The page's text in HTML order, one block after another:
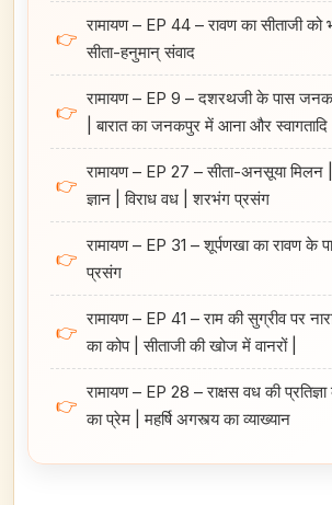
👉
रामायण – EP 44 – रावण का सीताजी को
सीता-हनुमान्‌ संवाद
👉
रामायण – EP 9 – दशरथजी के पास
| बारात का जनकपुर में आना और स्वागतादि
👉
रामायण – EP 27 – सीता-अनसूया मिलन |
ज्ञान | विराध वध | शरभंग प्रसंग
👉
रामायण – EP 31 – शूर्पणखा का रावण के
प्रसंग
👉
रामायण – EP 41 – राम की सुग्रीव पर
का कोप | सीताजी की खोज में वानरों |
👉
रामायण – EP 28 – राक्षस वध की
का प्रेम | महर्षि अगस्त्य का व्याख्यान